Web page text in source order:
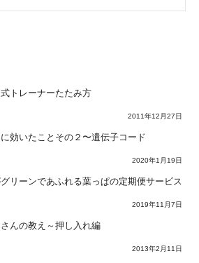
トレーナーたたみ方
2011年12月27日
効いたことその２〜遺伝子コード
2020年1月19日
リーンであふれる葉っぱの定期便サービス
2019年11月7日
んの教え～押し入れ編
2013年2月11日